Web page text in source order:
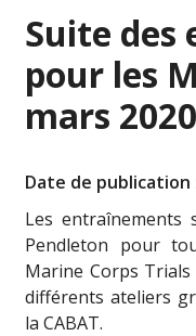
Suite des
pour les
mars
Date de publication
Les entraînements
Pendleton pour
Marine Corps
différents ateliers
la CABAT.